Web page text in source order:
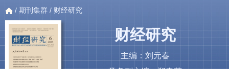
/ 期刊集群 / 财经研究
财经研究
主编：刘元春